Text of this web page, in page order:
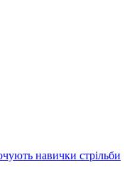
навички стрільби